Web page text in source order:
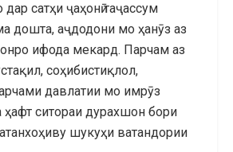
сатҳи ҷаҳонӣ таҷассум
дошта, аҷдодони мо ҳанӯз аз
ифода мекард. Парчам аз
соҳибистиқлол,
давлатии мо имрӯз
ситораи дурахшон бори
шукуҳи ватандории